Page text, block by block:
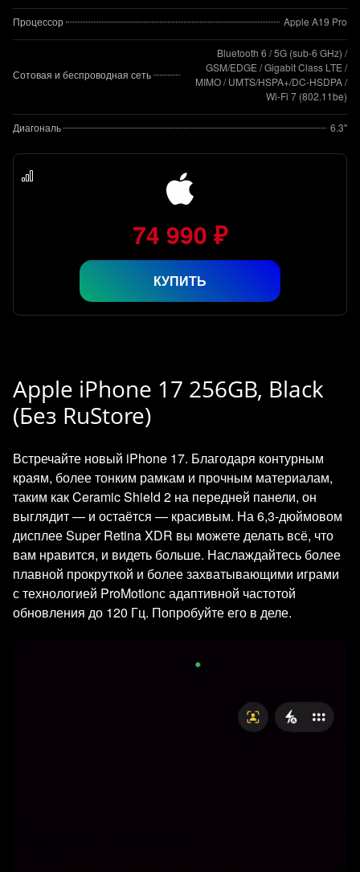
Процессор Apple A19 Pro
Сотовая и беспроводная сеть
Bluetooth 6 / 5G (sub‑6 GHz) /
GSM/EDGE / Gigabit Class LTE /
MIMO / UMTS/HSPA+/DC‑HSDPA /
Wi‑Fi 7 (802.11be)
Диагональ 6.3"
74 990 ₽
КУПИТЬ
Apple iPhone 17 256GB, Black
(Без RuStore)
Встречайте новый iPhone 17. Благодаря контурным
краям, более тонким рамкам и прочным материалам,
таким как Ceramic Shield 2 на передней панели, он
выглядит — и остаётся — красивым. На 6,3-дюймовом
дисплее Super Retina XDR вы можете делать всё, что
вам нравится, и видеть больше. Наслаждайтесь более
плавной прокруткой и более захватывающими играми
с технологией ProMotionс адаптивной частотой
обновления до 120 Гц. Попробуйте его в деле.